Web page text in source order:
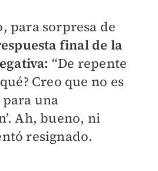
para sorpresa de
final de la
“De repente
Creo que no es
una
Ah, bueno, ni
resignado.